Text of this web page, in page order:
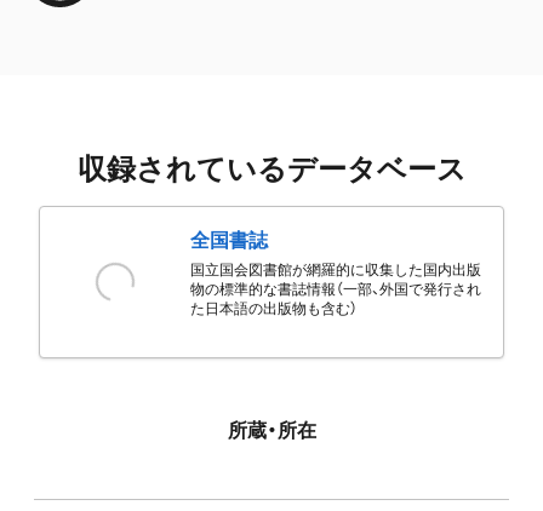
収録されているデータベース
全国書誌
国立国会図書館が網羅的に収集した国内出版
物の標準的な書誌情報（一部、外国で発行され
た日本語の出版物も含む）
所蔵・所在